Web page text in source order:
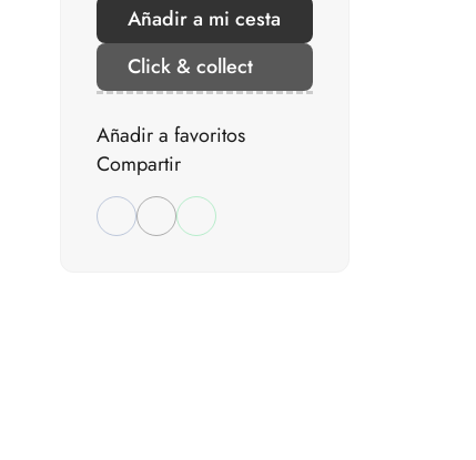
Añadir a mi cesta
Click & collect
Añadir a favoritos
Compartir